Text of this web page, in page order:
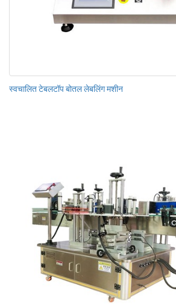
स्वचालित टेबलटॉप बोतल लेबलिंग मशीन